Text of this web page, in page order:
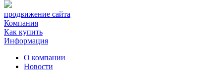
продвижение сайта
Компания
Как купить
Информация
О компании
Новости